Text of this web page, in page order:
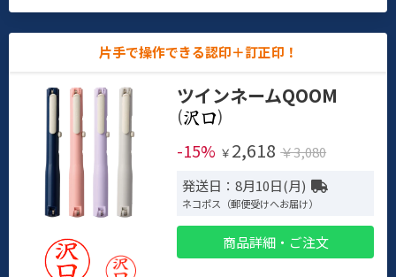
片手で操作できる認印＋訂正印！
ツインネームQOOM
(
)
-15% ￥ 2,618 ￥3,080
発送日：8月10日(月)
ネコポス（郵便受けへお届け）
商品詳細・ご注文